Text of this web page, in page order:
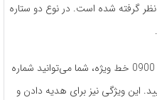
این بازه زمانی 9 ماه در نظر گرفته شده است. در نوع دو ستاره
البته باید در نظر داشته باشید که در نوع 0900 خط ویژه، شما می‌توانید شماره
این ویژگی نیز برای هدیه دادن و